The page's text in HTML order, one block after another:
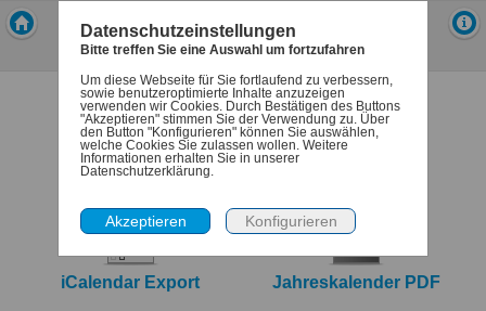
Mein-Abfallkalender
Stadt Bad Vilbel
Termine
iCalendar Export Jahreskalender PDF
Datenschutzeinstellungen
Bitte treffen Sie eine Auswahl um fortzufahren
Um diese Webseite für Sie fortlaufend zu verbessern,
sowie benutzeroptimierte Inhalte anzuzeigen
verwenden wir Cookies. Durch Bestätigen des Buttons
"Akzeptieren" stimmen Sie der Verwendung zu. Über
den Button "Konfigurieren" können Sie auswählen,
welche Cookies Sie zulassen wollen. Weitere
Informationen erhalten Sie in unserer
Datenschutzerklärung.